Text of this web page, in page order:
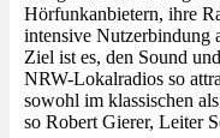
Hörfunkanbietern, ihre
intensive Nutzerbindung
Ziel ist es, den Sound
NRW-Lokalradios so
sowohl im klassischen
so Robert Gierer, Leiter